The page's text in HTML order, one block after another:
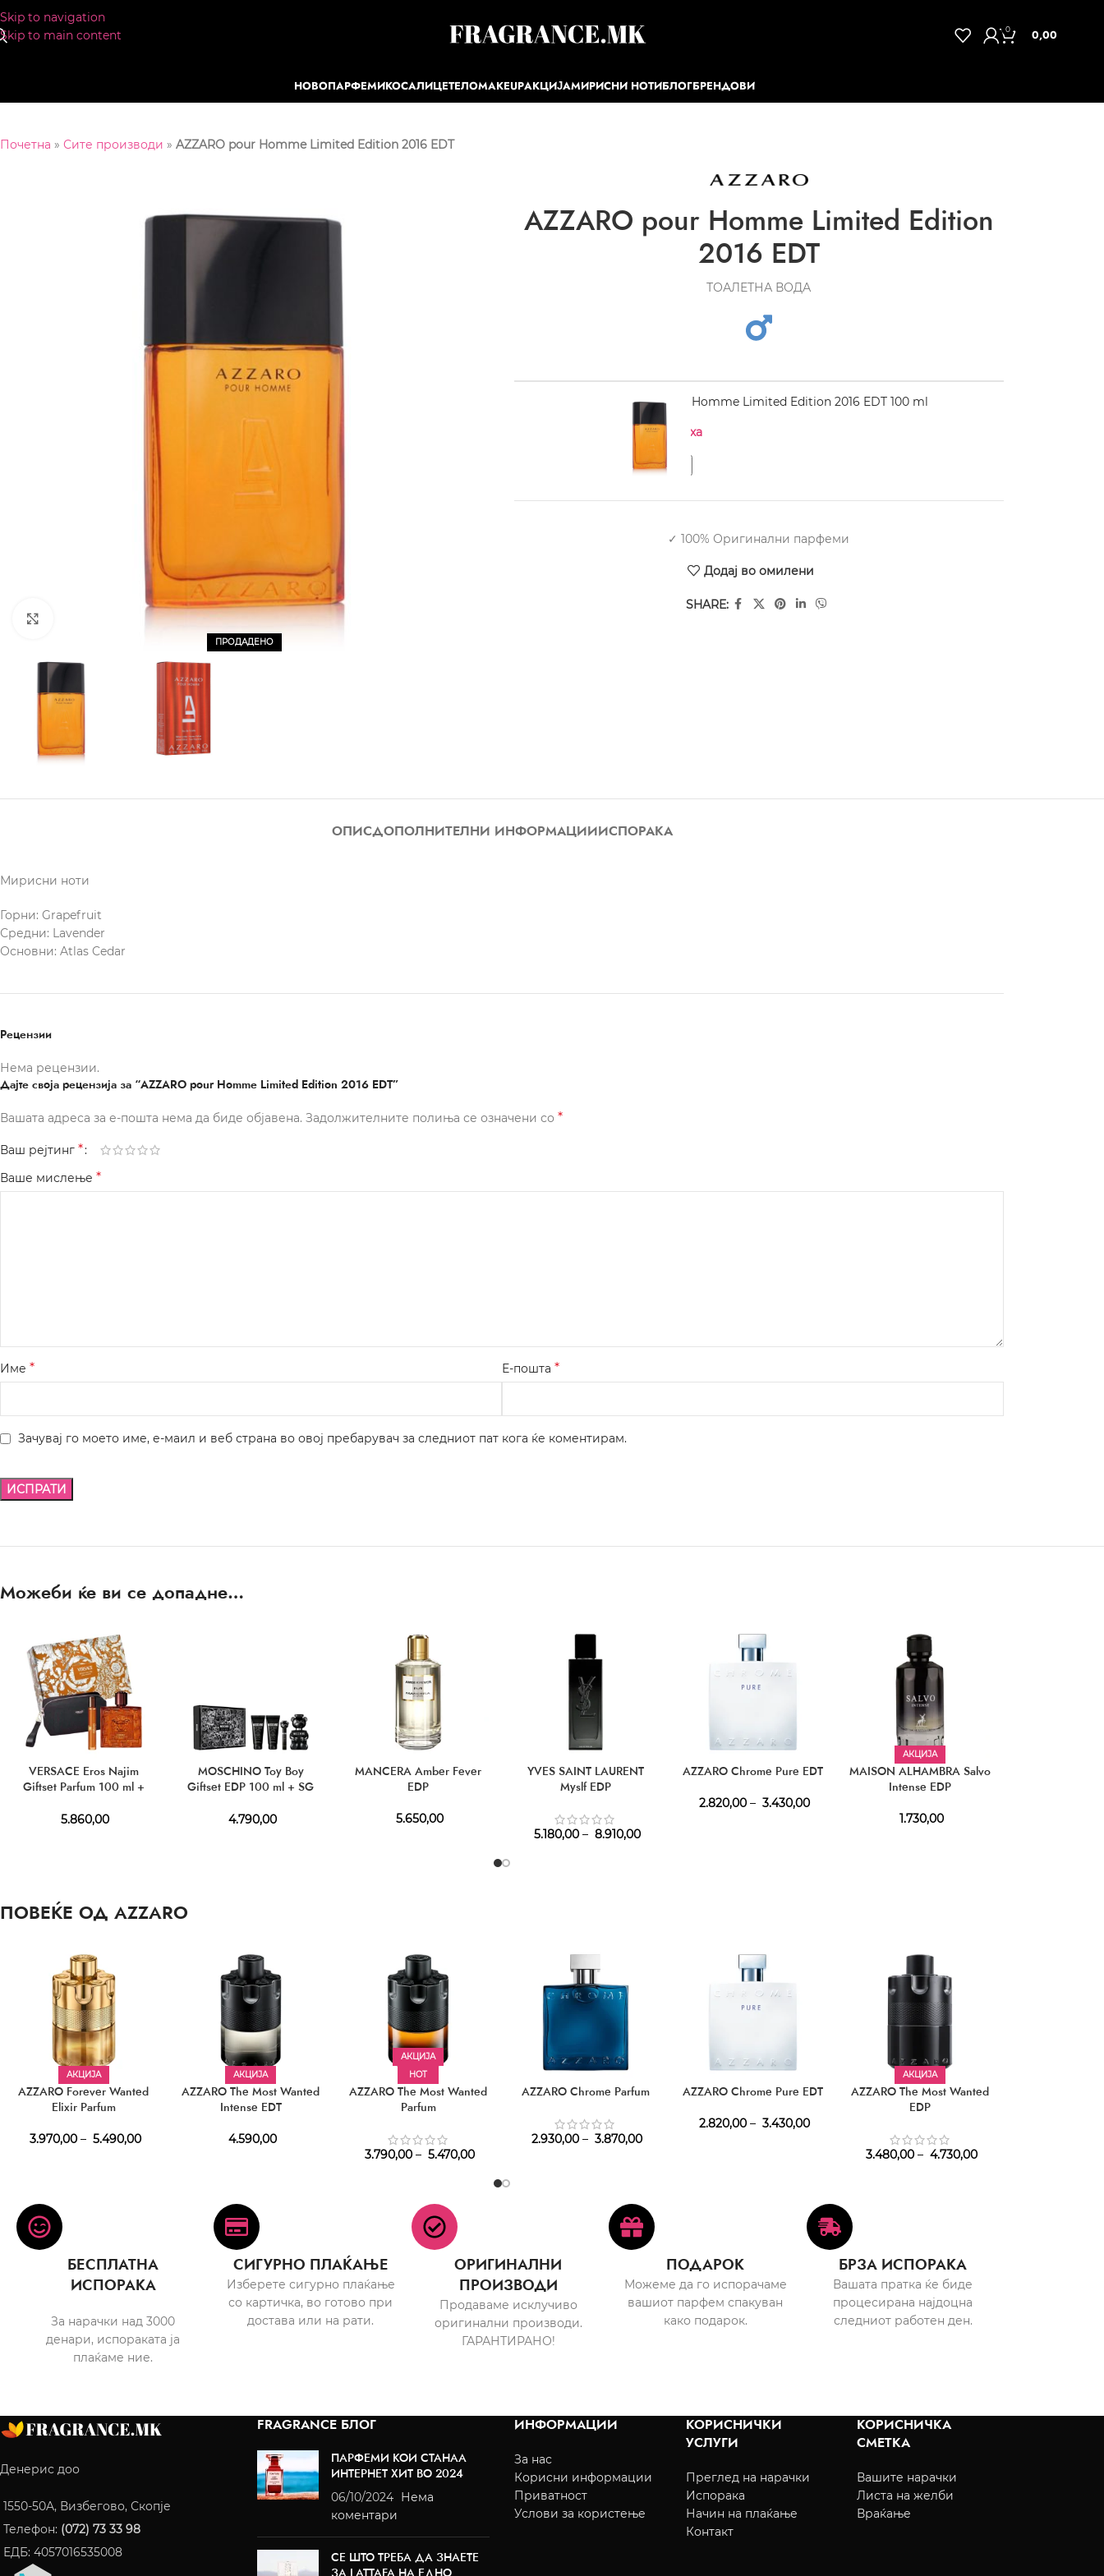
Skip to navigation
Skip to main content
0 0,00
НОВОПАРФЕМИКОСАЛИЦЕТЕЛОMAKEUPАКЦИЈАМИРИСНИ НОТИБЛОГБРЕНДОВИ
Почетна » Сите производи » AZZARO pour Homme Limited Edition 2016 EDT
ПРОДАДЕНО
CLICK TO ENLARGE
AZZARO pour Homme Limited Edition
2016 EDT
ТОАЛЕТНА ВОДА
AZZARO pour Homme Limited Edition 2016 EDT 100 ml
Нема на залиха
✓ 100% Оригинални парфеми
Додај во омилени
SHARE:
ОПИСДОПОЛНИТЕЛНИ ИНФОРМАЦИИИСПОРАКА
Мирисни ноти
Горни: Grapefruit
Средни: Lavender
Основни: Atlas Cedar
Рецензии
Нема рецензии.
Дајте своја рецензија за “AZZARO pour Homme Limited Edition 2016 EDT”
Вашата адреса за е-пошта нема да биде објавена. Задолжителните полиња се означени со *
Ваш рејтинг *
Ваше мислење *
Име * Е-пошта *
Зачувај го моето име, е-маил и веб страна во овој пребарувач за следниот пат кога ќе коментирам.
Можеби ќе ви се допадне…
VERSACE Eros Najim
Giftset Parfum 100 ml +
5.860,00
MOSCHINO Toy Boy
Giftset EDP 100 ml + SG
10 ml
4.790,00
MANCERA Amber Fever
EDP
5.650,00
YVES SAINT LAURENT
Myslf EDP
5.180,00 – 8.910,00
AZZARO Chrome Pure EDT
2.820,00 – 3.430,00
АКЦИЈА
MAISON ALHAMBRA Salvo
Intense EDP
1.730,00
ПОВЕЌЕ ОД AZZARO
АКЦИЈА
AZZARO Forever Wanted
Elixir Parfum
3.970,00 – 5.490,00
АКЦИЈА
AZZARO The Most Wanted
Intense EDT
4.590,00
АКЦИЈА
HOT
AZZARO The Most Wanted
Parfum
3.790,00 – 5.470,00
AZZARO Chrome Parfum
2.930,00 – 3.870,00
AZZARO Chrome Pure EDT
2.820,00 – 3.430,00
АКЦИЈА
AZZARO The Most Wanted
EDP
3.480,00 – 4.730,00
БЕСПЛАТНА
ИСПОРАКА
За нарачки над 3000
денари, испораката ја
плаќаме ние.
СИГУРНО ПЛАЌАЊЕ
Изберете сигурно плаќање
со картичка, во готово при
достава или на рати.
ОРИГИНАЛНИ
ПРОИЗВОДИ
Продаваме исклучиво
оригинални производи.
ГАРАНТИРАНО!
ПОДАРОК
Можеме да го испорачаме
вашиот парфем спакуван
како подарок.
БРЗА ИСПОРАКА
Вашата пратка ќе биде
процесирана најдоцна
следниот работен ден.
Денерис доо
1550-50A, Визбегово, Скопје
Телефон: (072) 73 33 98
ЕДБ: 4057016535008
FRAGRANCE БЛОГ
ПАРФЕМИ КОИ СТАНАА
ИНТЕРНЕТ ХИТ ВО 2024
06/10/2024 Нема
коментари
СЕ ШТО ТРЕБА ДА ЗНАЕТЕ
ЗА LATTAFA НА ЕДНО
ИНФОРМАЦИИ
За нас
Корисни информации
Приватност
Услови за користење
КОРИСНИЧКИ
УСЛУГИ
Преглед на нарачки
Испорака
Начин на плаќање
Контакт
КОРИСНИЧКА
СМЕТКА
Вашите нарачки
Листа на желби
Враќање